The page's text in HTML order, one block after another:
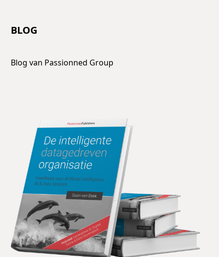
BLOG
Blog van Passionned Group